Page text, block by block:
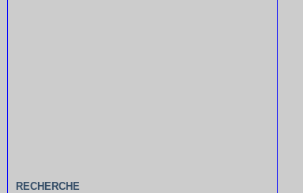
RECHERCHE